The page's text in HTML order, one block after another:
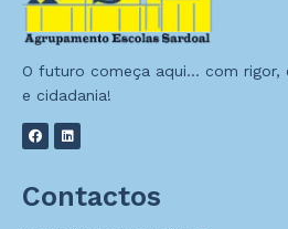
O futuro começa aqui… com rigor,
e cidadania!
Contactos